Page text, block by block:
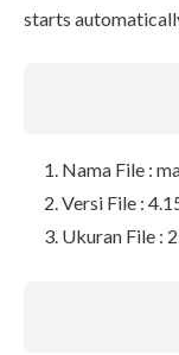
starts
Nama File :
Versi File :
Ukuran File :